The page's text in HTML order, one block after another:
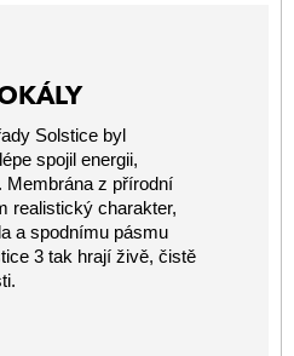
Solstice byl
spojil energii,
Membrána z přírodní
realistický charakter,
a spodnímu pásmu
3 tak hrají živě, čistě